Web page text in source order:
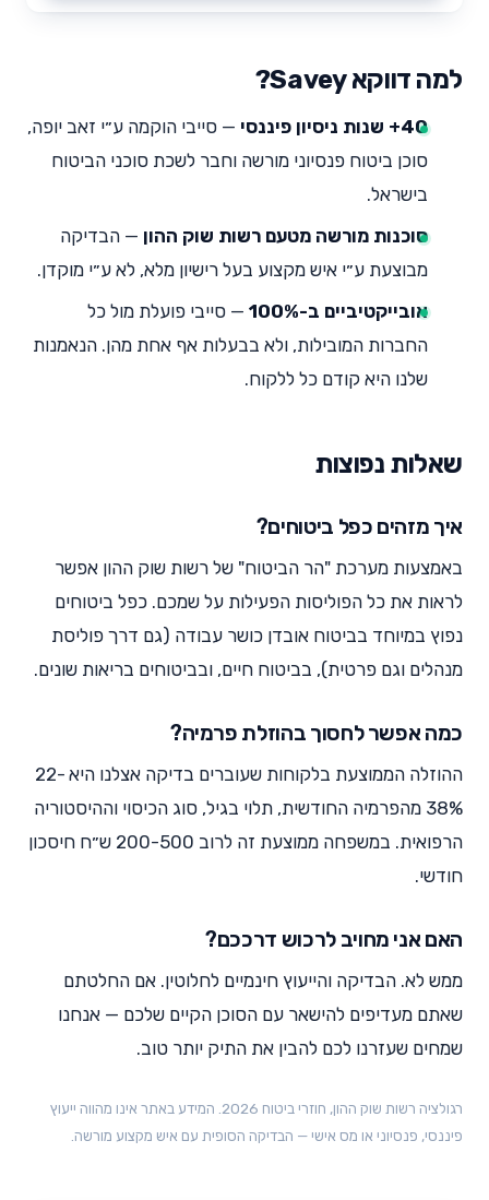
למה דווקא Savey?
40+ שנות ניסיון פיננסי
— סייבי הוקמה ע״י זאב יופה,
סוכן ביטוח פנסיוני מורשה וחבר לשכת סוכני הביטוח
בישראל.
סוכנות מורשה מטעם רשות שוק ההון — הבדיקה
מבוצעת ע״י איש מקצוע בעל רישיון מלא, לא ע״י מוקדן.
אובייקטיביים ב-100%
— סייבי פועלת מול כל
החברות המובילות, ולא בבעלות אף אחת מהן. הנאמנות
שלנו היא קודם כל ללקוח.
שאלות נפוצות
איך מזהים כפל ביטוחים?
באמצעות מערכת "הר הביטוח" של רשות שוק ההון אפשר
לראות את כל הפוליסות הפעילות על שמכם. כפל ביטוחים
נפוץ במיוחד בביטוח אובדן כושר עבודה (גם דרך פוליסת
מנהלים וגם פרטית), בביטוח חיים, ובביטוחים בריאות שונים.
כמה אפשר לחסוך בהוזלת פרמיה?
ההוזלה הממוצעת בלקוחות שעוברים בדיקה אצלנו היא 22-
38% מהפרמיה החודשית, תלוי בגיל, סוג הכיסוי וההיסטוריה
הרפואית. במשפחה ממוצעת זה לרוב 200-500 ש״ח חיסכון
חודשי.
האם אני מחויב לרכוש דרככם?
ממש לא. הבדיקה והייעוץ חינמיים לחלוטין. אם החלטתם
שאתם מעדיפים להישאר עם הסוכן הקיים שלכם — אנחנו
שמחים שעזרנו לכם להבין את התיק יותר טוב.
רגולציה רשות שוק ההון, חוזרי ביטוח 2026. המידע באתר אינו מהווה ייעוץ
פיננסי, פנסיוני או מס אישי — הבדיקה הסופית עם איש מקצוע מורשה.